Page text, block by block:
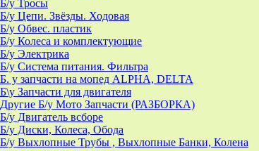
Б/у Тросы
Б/у Цепи. Звёзды. Ходовая
Б/у Обвес. пластик
Б/у Колеса и комплектующие
Б/у Электрика
Б/у Система питания. Фильтра
Б. у запчасти на мопед ALPHA, DELTA
Б\у Запчасти для двигателя
Другие Б/у Мото Запчасти (РАЗБОРКА)
Б/у Двигатель всборе
Б/у Диски, Колеса, Обода
Б/у Выхлопные Трубы , Выхлопные Банки, Колена